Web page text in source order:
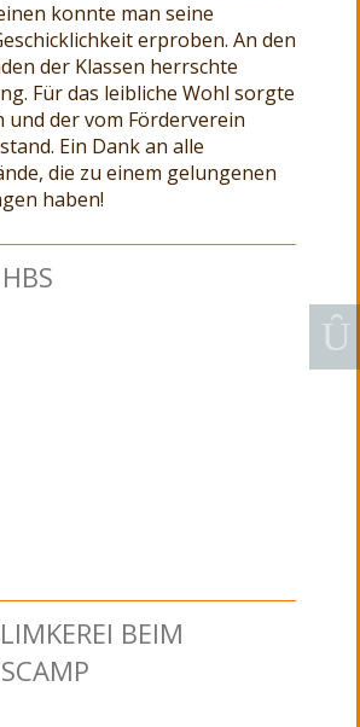
konnte man seine
erproben. An den
der Klassen herrschte
Für das leibliche Wohl sorgte
und der vom Förderverein
Ein Dank an alle
die zu einem gelungenen
haben!
BEIM